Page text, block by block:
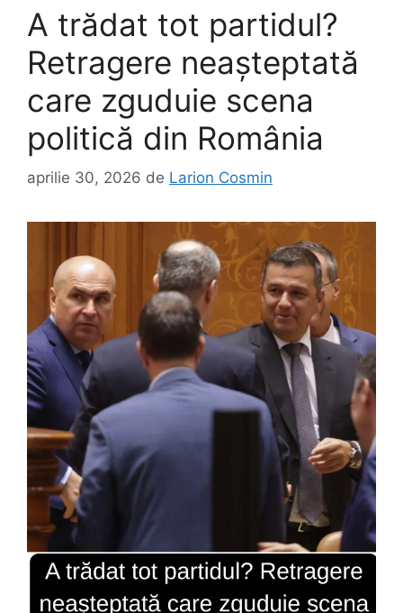
A trădat tot partidul?
Retragere neașteptată
care zguduie scena
politică din România
aprilie 30, 2026 de Larion Cosmin